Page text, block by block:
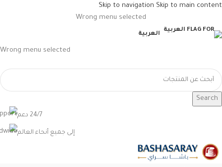
Skip to navigation Skip to main content
Wrong menu selected
العربية
Wrong menu selected
Search
24/7 دعم
إلى جميع أنحاء العالم